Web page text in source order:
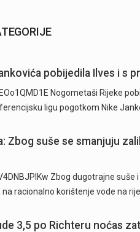
pobijedila Ilves i s
Nogometaši Rijeke
ligu pogotkom Nike
Zbog suše se smanjuju
Zbog dugotrajne suše
racionalno korištenje vode na
3,5 po Richteru noćas